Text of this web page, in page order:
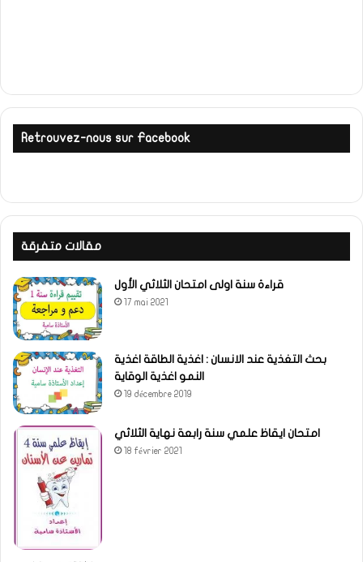
Retrouvez-nous sur Facebook
مقالات متفرقة
قراءة سنة اولى امتحان الثلاثي الأول
17 mai 2021
بحث التغذية عند الانسان : اغذية الطاقة اغذية
النمو اغذية الوقاية
19 décembre 2019
امتحان ايقاظ علمي سنة رابعة نهاية الثلاثي
18 février 2021